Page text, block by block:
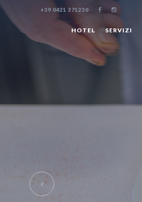
+39 0421 371230
HOTEL SERVIZI